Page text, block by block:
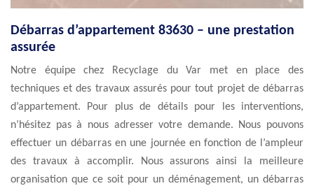
Débarras d’appartement 83630 – une prestation
assurée
Notre équipe chez Recyclage du Var met en place des
techniques et des travaux assurés pour tout projet de débarras
d’appartement. Pour plus de détails pour les interventions,
n’hésitez pas à nous adresser votre demande. Nous pouvons
effectuer un débarras en une journée en fonction de l’ampleur
des travaux à accomplir. Nous assurons ainsi la meilleure
organisation que ce soit pour un déménagement, un débarras